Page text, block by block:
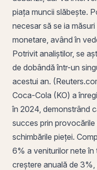
piața muncii slăbește.
necesar să se ia
monetare, având în
Potrivit analiștilor, se
de dobândă într-un
acestui an.
Coca-Cola (KO) a
în 2024, demonstrând
succes prin provocările
schimbările pieței.
6% a veniturilor nete în
creștere anuală de 3%,